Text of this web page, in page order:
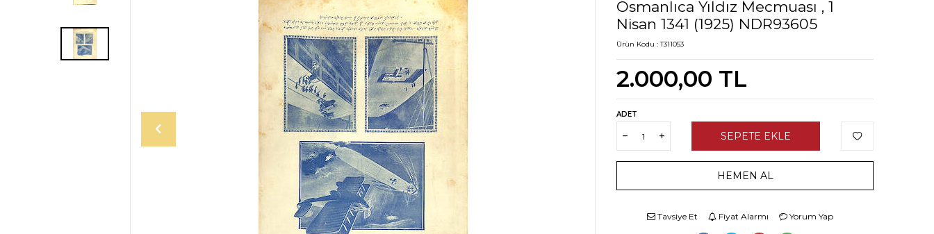
Osmanlıca Yıldız Mecmuası , 1
Nisan 1341 (1925) NDR93605
Ürün Kodu :T311053
2.000,00 TL
ADET
SEPETE EKLE
HEMEN AL
Tavsiye Et Fiyat Alarmı Yorum Yap